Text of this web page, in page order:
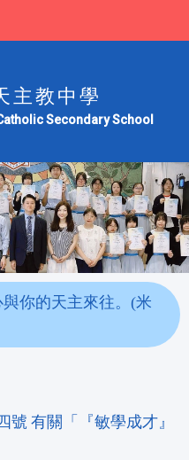
主教中學
Secondary School
你的天主來往。(米
號 有關「『敏學成才』